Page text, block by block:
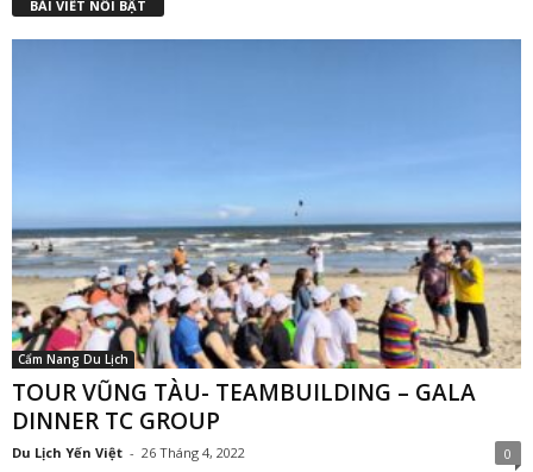
BÀI VIẾT NỔI BẬT
Cẩm Nang Du Lịch
TOUR VŨNG TÀU- TEAMBUILDING – GALA
DINNER TC GROUP
Du Lịch Yến Việt - 26 Tháng 4, 2022 0